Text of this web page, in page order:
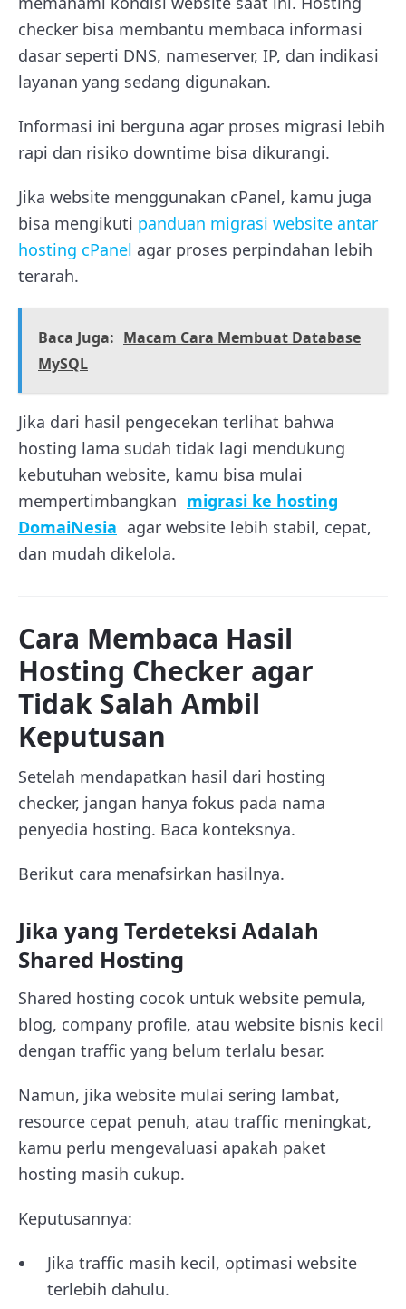
checker bisa membantu membaca informasi
dasar seperti DNS, nameserver, IP, dan indikasi
layanan yang sedang digunakan.
Informasi ini berguna agar proses migrasi lebih
rapi dan risiko downtime bisa dikurangi.
Jika website menggunakan cPanel, kamu juga
bisa mengikuti panduan migrasi website antar
hosting cPanel agar proses perpindahan lebih
terarah.
Baca Juga: Macam Cara Membuat Database
MySQL
Jika dari hasil pengecekan terlihat bahwa
hosting lama sudah tidak lagi mendukung
kebutuhan website, kamu bisa mulai
mempertimbangkan migrasi ke hosting
DomaiNesia agar website lebih stabil, cepat,
dan mudah dikelola.
Cara Membaca Hasil
Hosting Checker agar
Tidak Salah Ambil
Keputusan
Setelah mendapatkan hasil dari hosting
checker, jangan hanya fokus pada nama
penyedia hosting. Baca konteksnya.
Berikut cara menafsirkan hasilnya.
Jika yang Terdeteksi Adalah
Shared Hosting
Shared hosting cocok untuk website pemula,
blog, company profile, atau website bisnis kecil
dengan traffic yang belum terlalu besar.
Namun, jika website mulai sering lambat,
resource cepat penuh, atau traffic meningkat,
kamu perlu mengevaluasi apakah paket
hosting masih cukup.
Keputusannya:
Jika traffic masih kecil, optimasi website
terlebih dahulu.